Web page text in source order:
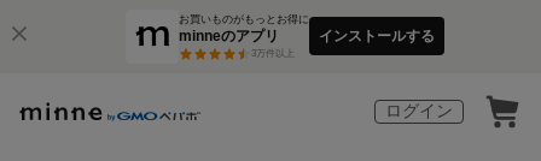
お買いものがもっとお得に
minneのアプリ
3万件以上
インストールする
ログイン